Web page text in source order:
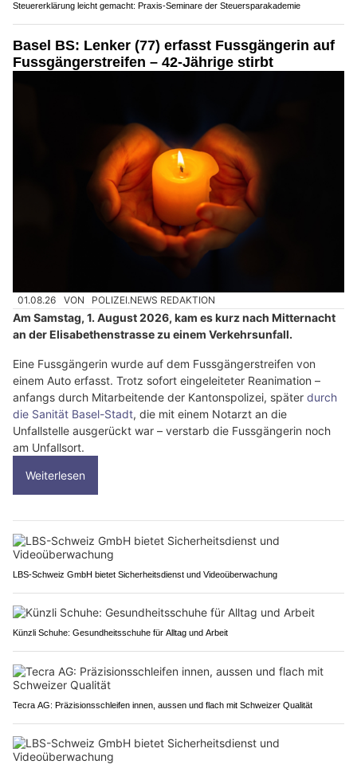
Steuererklärung leicht gemacht: Praxis-Seminare der Steuersparakademie
Basel BS: Lenker (77) erfasst Fussgängerin auf
Fussgängerstreifen – 42-Jährige stirbt
01.08.26 VON POLIZEI.NEWS REDAKTION
Am Samstag, 1. August 2026, kam es kurz nach Mitternacht
an der Elisabethenstrasse zu einem Verkehrsunfall.
Eine Fussgängerin wurde auf dem Fussgängerstreifen von
einem Auto erfasst. Trotz sofort eingeleiteter Reanimation –
anfangs durch Mitarbeitende der Kantonspolizei, später durch
die Sanität Basel-Stadt, die mit einem Notarzt an die
Unfallstelle ausgerückt war – verstarb die Fussgängerin noch
am Unfallsort.
Weiterlesen
LBS-Schweiz GmbH bietet Sicherheitsdienst und Videoüberwachung
Künzli Schuhe: Gesundheitsschuhe für Alltag und Arbeit
Tecra AG: Präzisionsschleifen innen, aussen und flach mit Schweizer Qualität